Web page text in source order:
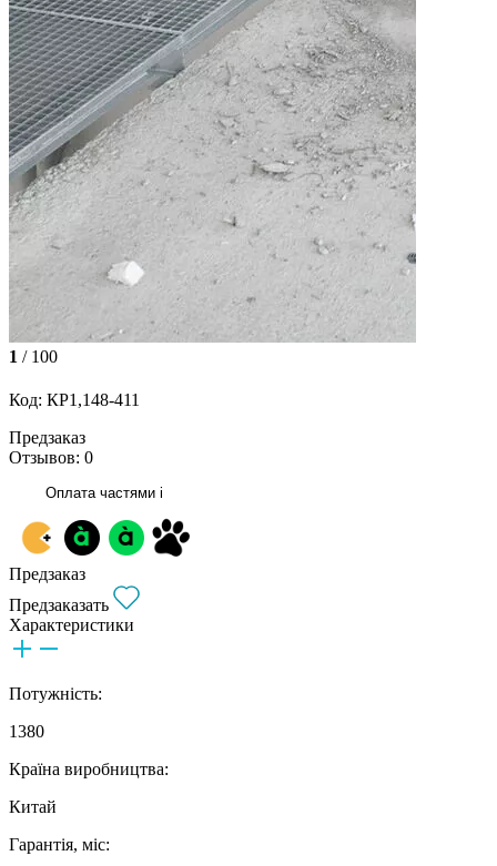
1 / 100
Код: КР1,148-411
Предзаказ
Отзывов: 0
Оплата частями i
Предзаказ
Предзаказать
Характеристики
Потужність:
1380
Країна виробництва:
Китай
Гарантія, міс: